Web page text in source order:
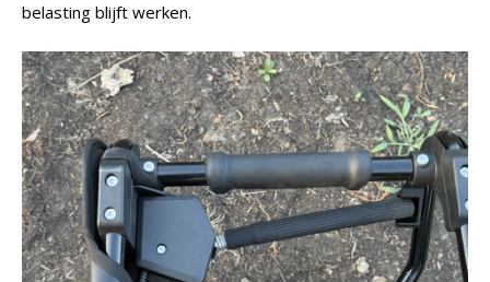
belasting blijft werken.